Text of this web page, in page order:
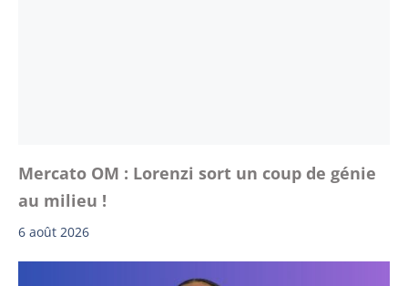
Mercato OM : Lorenzi sort un coup de génie
au milieu !
6 août 2026